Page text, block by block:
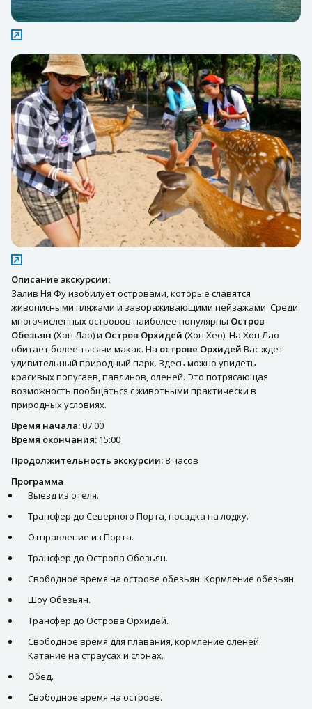
Описание экскурсии:
Залив Ня Фу изобилует островами, которые славятся
живописными пляжами и завораживающими пейзажами. Среди
многочисленных островов наиболее популярны Остров
Обезьян (Хон Лао) и Остров Орхидей (Хон Хео). На Хон Лао
обитает более тысячи макак. На острове Орхидей Вас ждет
удивительный природный парк. Здесь можно увидеть
красивых попугаев, павлинов, оленей. Это потрясающая
возможность пообщаться с животными практически в
природных условиях.
Время начала:07:00
Время окончания: 15:00
Продолжительность экскурсии: 8 часов
Программа
Выезд из отеля.
Трансфер до Северного Порта, посадка на лодку.
Отправление из Порта.
Трансфер до Острова Обезьян.
Свободное время на острове обезьян. Кормление обезьян.
Шоу Обезьян.
Трансфер до Острова Орхидей.
Свободное время для плавания, кормление оленей.
Катание на страусах и слонах.
Обед.
Свободное время на острове.